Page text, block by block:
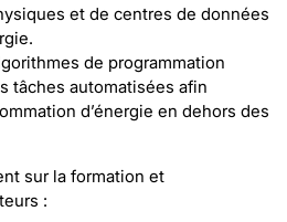
et de centres de données
de programmation
tâches automatisées afin
d’énergie en dehors des
sur la formation et
: